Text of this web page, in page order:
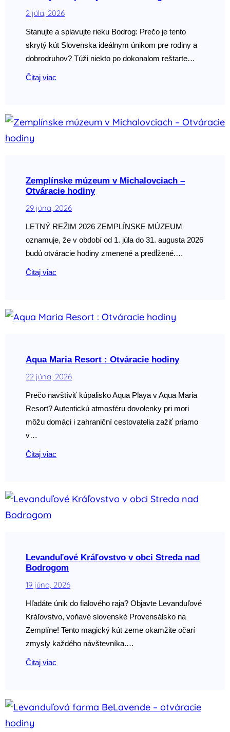
2 júla, 2026
Stanujte a splavujte rieku Bodrog: Prečo je tento
skrytý kút Slovenska ideálnym únikom pre rodiny a
dobrodruhov? Túži niekto po dokonalom reštarte…
Čitaj viac
Zemplínske múzeum v Michalovciach –
Otváracie hodiny
29 júna, 2026
LETNÝ REŽIM 2026 ZEMPLÍNSKE MÚZEUM
oznamuje, že v období od 1. júla do 31. augusta 2026
budú otváracie hodiny zmenené a predĺžené.…
Čitaj viac
Aqua Maria Resort : Otváracie hodiny
22 júna, 2026
Prečo navštíviť kúpalisko Aqua Playa v Aqua Maria
Resort? Autentickú atmosféru dovolenky pri mori
môžu domáci i zahraniční cestovatelia zažiť priamo
v…
Čitaj viac
Levanduľové Kráľovstvo v obci Streda nad
Bodrogom
19 júna, 2026
Hľadáte únik do fialového raja? Objavte Levanduľové
Kráľovstvo, voňavé slovenské Provensálsko na
Zemplíne! Tento magický kút zeme okamžite očarí
zmysly každého návštevníka.…
Čitaj viac